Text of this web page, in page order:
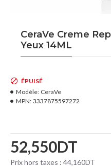
CeraVe Creme
Yeux 14ML
52,550DT
Prix hors taxes : 44,160DT
ÉPUISÉ
Modèle: CeraVe
MPN: 3337875597272